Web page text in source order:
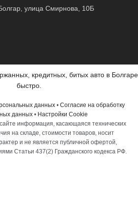
улица Смирнова, 10Б
кредитных, битых авто в Болгаре
быстро.
данных• Согласие на обработку
данных • Настройки Cookie
информация, касающаяся технических
на складе, стоимости товаров, носит
и не является публичной офертой,
Статьи 437(2) Гражданского кодекса РФ.